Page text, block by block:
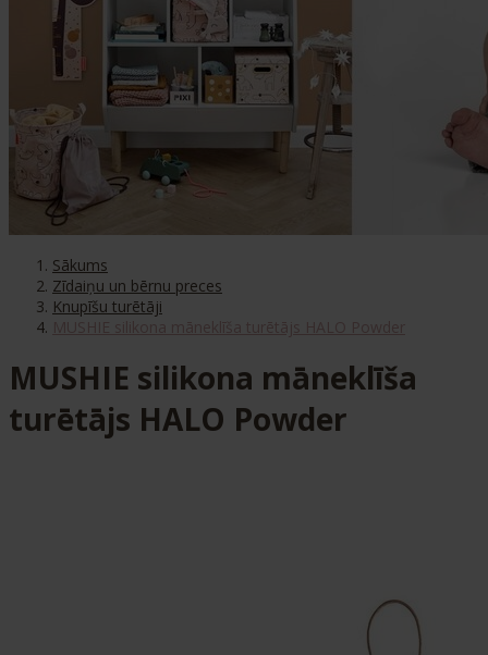
Sākums
Zīdaiņu un bērnu preces
Knupīšu turētāji
MUSHIE silikona māneklīša
turētājs HALO Powder